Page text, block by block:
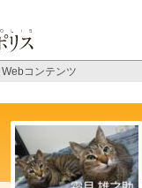
Webコンテンツ